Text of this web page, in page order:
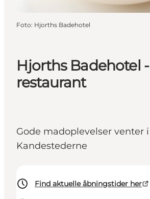
Hjorths Badehotel -
restaurant
Gode madoplevelser venter i
Kandestederne
Find aktuelle åbningstider her
Foto: Hjorths Badehotel